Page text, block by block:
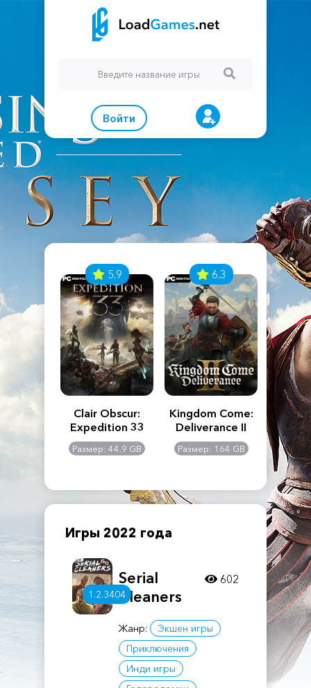
Войти
Creed
5.9
Clair Obscur:
Expedition 33
Размер: 44.9 GB
6.3
Kingdom Come:
Deliverance II
Размер: 164 GB
The
Игры 2022 года
1.2.3404
Serial
Cleaners
Жанр:
Экшен игры
Приключения
Инди игры
602